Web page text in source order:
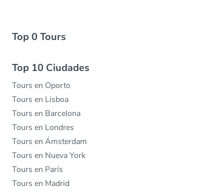
Top 0 Tours
Top 10 Ciudades
Tours en Oporto
Tours en Lisboa
Tours en Barcelona
Tours en Londres
Tours en Ámsterdam
Tours en Nueva York
Tours en París
Tours en Madrid